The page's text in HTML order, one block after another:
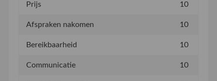
Prijs 10
Afspraken nakomen 10
Bereikbaarheid 10
Communicatie 10